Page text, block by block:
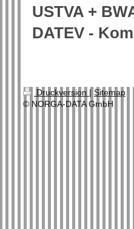
USTVA +
DATEV -
Druckversion | Sitemap
© NORGA-DATA GmbH